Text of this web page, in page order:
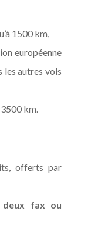
1500 km,
européenne
les autres vols
km.
offerts par
deux fax ou